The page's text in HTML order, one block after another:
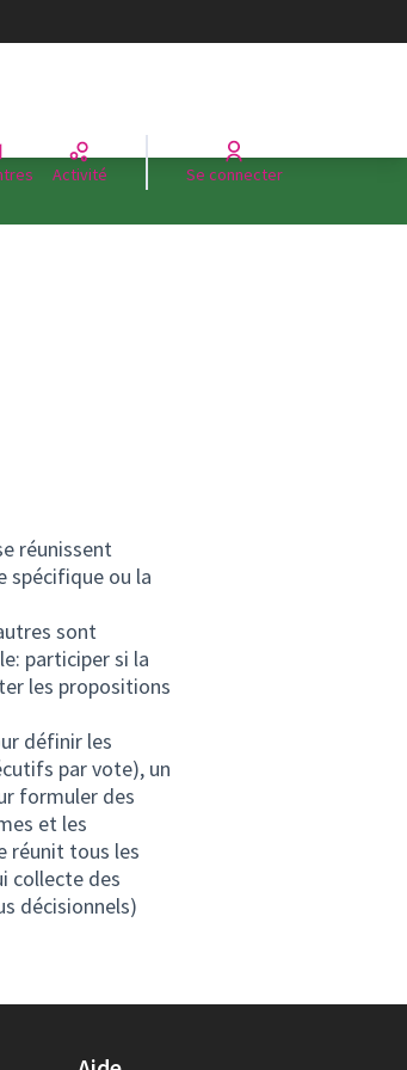
Activité Se connecter
réunissent
spécifique ou la
sont
participer si la
les propositions
définir les
par vote), un
formuler des
et les
réunit tous les
collecte des
décisionnels)